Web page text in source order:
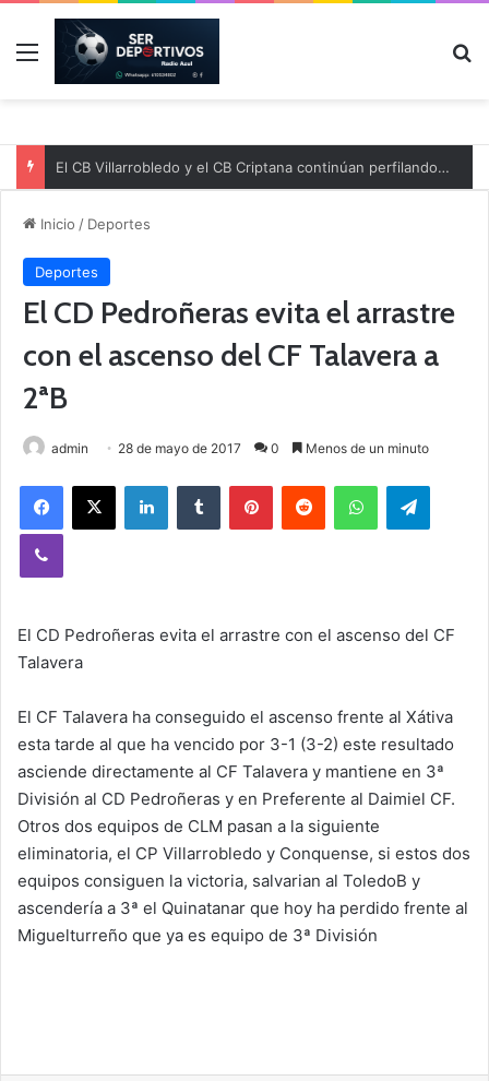
Menú
El CB Villarrobledo y el CB Criptana continúan perfilando sus plantillas
Inicio / Deportes
Deportes
El CD Pedroñeras evita el arrastre
con el ascenso del CF Talavera a
2ªB
admin 28 de mayo de 2017 0 Menos de un minuto
El CD Pedroñeras evita el arrastre con el ascenso del CF
Talavera
El CF Talavera ha conseguido el ascenso frente al Xátiva
esta tarde al que ha vencido por 3-1 (3-2) este resultado
asciende directamente al CF Talavera y mantiene en 3ª
División al CD Pedroñeras y en Preferente al Daimiel CF.
Otros dos equipos de CLM pasan a la siguiente
eliminatoria, el CP Villarrobledo y Conquense, si estos dos
equipos consiguen la victoria, salvarian al ToledoB y
ascendería a 3ª el Quinatanar que hoy ha perdido frente al
Miguelturreño que ya es equipo de 3ª División